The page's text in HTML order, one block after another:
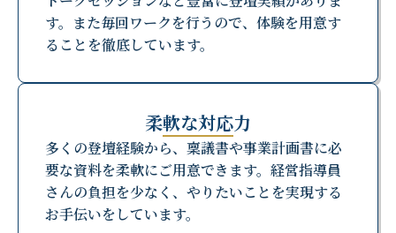
す。また毎回ワークを行うので、体験を用意す
ることを徹底しています。
柔軟な対応力
多くの登壇経験から、稟議書や事業計画書に必
要な資料を柔軟にご用意できます。経営指導員
さんの負担を少なく、やりたいことを実現する
お手伝いをしています。